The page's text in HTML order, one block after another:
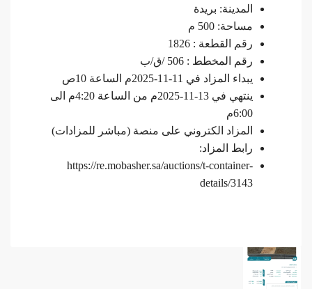
المدينة: بريدة
مساحة: 500 م
رقم القطعة : 1826
رقم المخطط : 506 /ق/ب
يبداء المزاد في 11-11-2025م الساعة 10ص
ينتهي في 13-11-2025م من الساعة 4:20م الى
6:00م
المزاد الكتروني على منصة (مباشر للمزادات)
رابط المزاد:
https://re.mobasher.sa/auctions/t-container-
details/3143